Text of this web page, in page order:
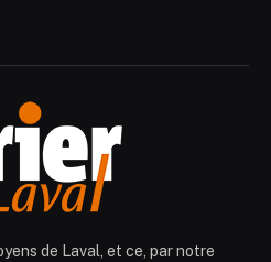
de Laval, et ce, par notre